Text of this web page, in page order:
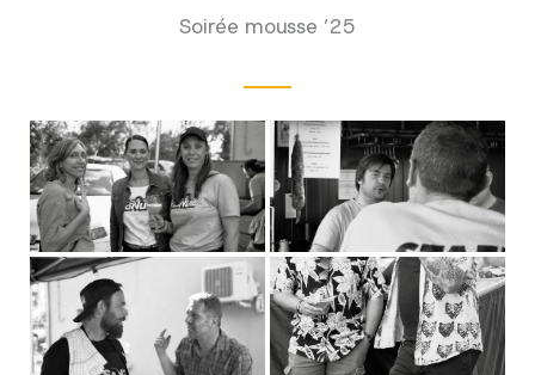
Soirée mousse ’25